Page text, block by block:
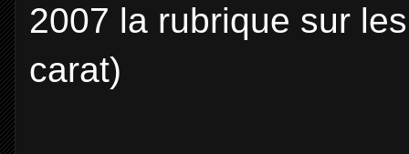
2007 la rubrique sur
carat)